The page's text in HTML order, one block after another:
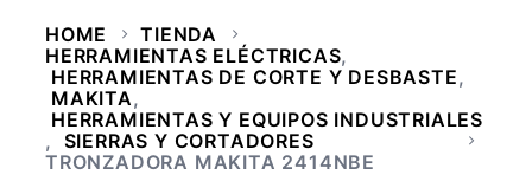
HOME
TIENDA
HERRAMIENTAS ELÉCTRICAS,
HERRAMIENTAS DE CORTE Y DESBASTE,
MAKITA,
HERRAMIENTAS Y EQUIPOS INDUSTRIALES
, SIERRAS Y CORTADORES
TRONZADORA MAKITA 2414NBE